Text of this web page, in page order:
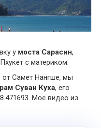
у моста Сарасин,
с материком.
от Самет Нангше, мы
Суван Куха, его
Мое видео из